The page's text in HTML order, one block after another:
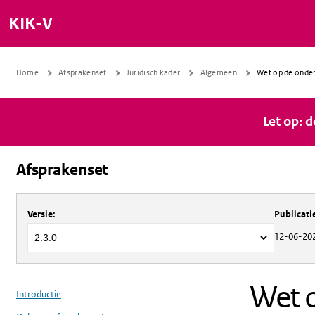
KIK-V
Home Afsprakenset Juridisch kader Algemeen Wet op de
Let op:
Afsprakenset
Over
Versie:
12-06-
Introductie
Wet